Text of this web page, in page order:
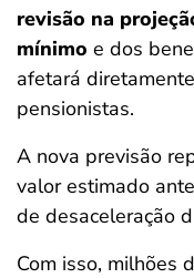
revisão na
mínimo e dos
afetará
pensionistas.
A nova previsão
valor estimado
de desaceleração
Com isso, milhões